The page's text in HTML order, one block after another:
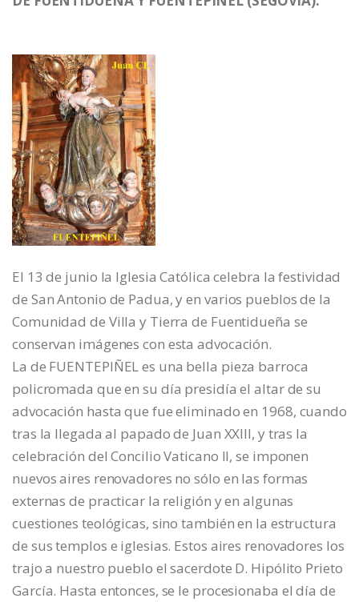
El 13 de junio la Iglesia Católica celebra la festividad
de San Antonio de Padua, y en varios pueblos de la
Comunidad de Villa y Tierra de Fuentidueña se
conservan imágenes con esta advocación.
La de FUENTEPIÑEL es una bella pieza barroca
policromada que en su día presidía el altar de su
advocación hasta que fue eliminado en 1968, cuando
tras la llegada al papado de Juan XXIII, y tras la
celebración del Concilio Vaticano II, se imponen
nuevos aires renovadores no sólo en las formas
externas de practicar la religión y en algunas
cuestiones teológicas, sino también en la estructura
de sus templos e iglesias. Estos aires renovadores los
trajo a nuestro pueblo el sacerdote D. Hipólito Prieto
García. Hasta entonces, se le procesionaba el día de